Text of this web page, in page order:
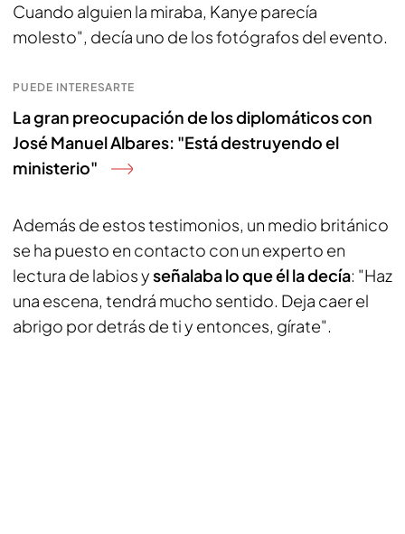
Cuando alguien la miraba, Kanye parecía
molesto", decía uno de los fotógrafos del evento.
PUEDE INTERESARTE
La gran preocupación de los diplomáticos con
José Manuel Albares: "Está destruyendo el
ministerio"
Además de estos testimonios, un medio británico
se ha puesto en contacto con un experto en
lectura de labios yseñalaba lo que él la decía: "Haz
una escena, tendrá mucho sentido. Deja caer el
abrigo por detrás de ti y entonces, gírate".